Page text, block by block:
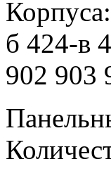
б 424-в
902 903